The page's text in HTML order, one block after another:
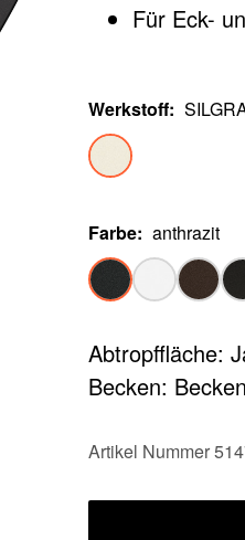
Für Eck-
Werkstoff:
Farbe: anthrazit
Abtropffläche:
Becken:
Artikel Nummer